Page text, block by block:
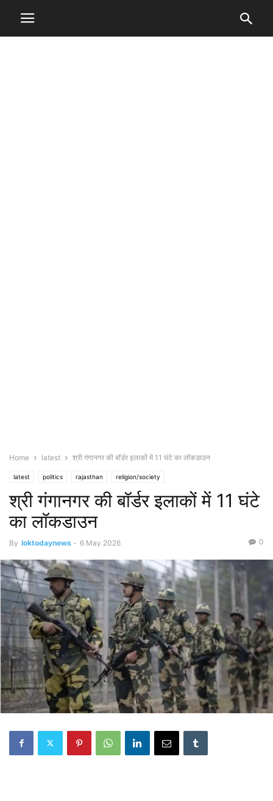
Home latest श्री गंगानगर की बॉर्डर इलाकों में 11 घंटे का लॉकडाउन
latest politics rajasthan religion/society
श्री गंगानगर की बॉर्डर इलाकों में 11 घंटे
का लॉकडाउन
By loktodaynews - 6 May 2026 0